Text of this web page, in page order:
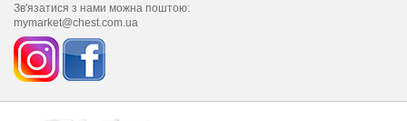
Зв'язатися з нами можна поштою:
mymarket@chest.com.ua